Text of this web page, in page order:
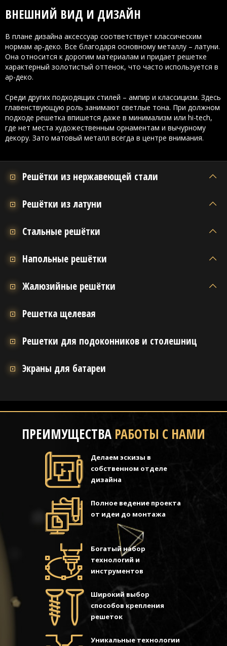
ВНЕШНИЙ ВИД И ДИЗАЙН
В плане дизайна аксессуар соответствует классическим
нормам ар-деко. Все благодаря основному металлу – латуни.
Она относится к дорогим материалам и придает решетке
характерный золотистый оттенок, что часто используется в
ар-деко.
Среди других подходящих стилей – ампир и классицизм. Здесь
главенствующую роль занимают светлые тона. При должном
подходе решетка впишется даже в минимализм или hi-tech,
где нет места художественным орнаментам и вычурному
декору. Зато матовый металл всегда в центре внимания.
Решётки из нержавеющей стали
Решётки из латуни
Стальные решётки
Напольные решётки
Жалюзийные решётки
Решетка щелевая
Решетки для подоконников и столешниц
Экраны для батареи
ПРЕИМУЩЕСТВА РАБОТЫ С НАМИ
Делаем эскизы в
собственном отделе
дизайна
Полное ведение проекта
от идеи до монтажа
Богатый набор
технологий и
инструментов
Широкий выбор
способов крепления
решеток
Уникальные технологии